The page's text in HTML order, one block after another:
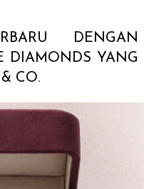
DENGAN
DIAMONDS YANG
CO.